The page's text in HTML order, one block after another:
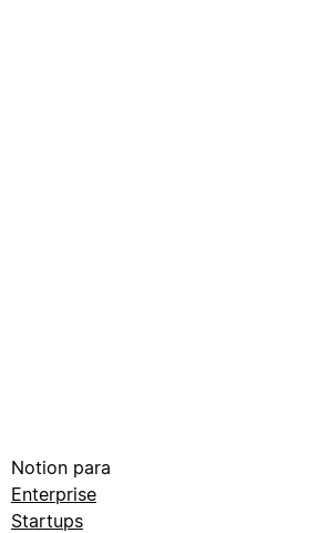
Notion para
Enterprise
Startups